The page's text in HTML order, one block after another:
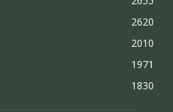
2620
2010
1971
1830